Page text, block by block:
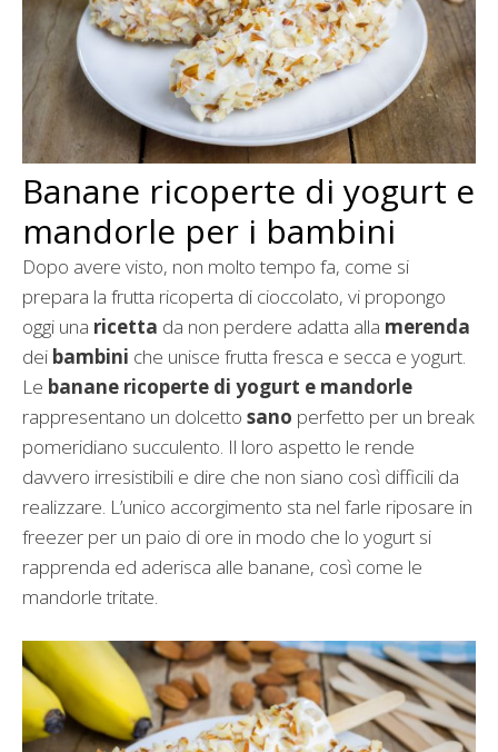
Banane ricoperte di yogurt e
mandorle per i bambini
Dopo avere visto, non molto tempo fa, come si
prepara la frutta ricoperta di cioccolato, vi propongo
oggi una ricetta da non perdere adatta alla merenda
dei bambini che unisce frutta fresca e secca e yogurt.
Le banane ricoperte di yogurt e mandorle
rappresentano un dolcetto sano perfetto per un break
pomeridiano succulento. Il loro aspetto le rende
davvero irresistibili e dire che non siano così difficili da
realizzare. L’unico accorgimento sta nel farle riposare in
freezer per un paio di ore in modo che lo yogurt si
rapprenda ed aderisca alle banane, così come le
mandorle tritate.